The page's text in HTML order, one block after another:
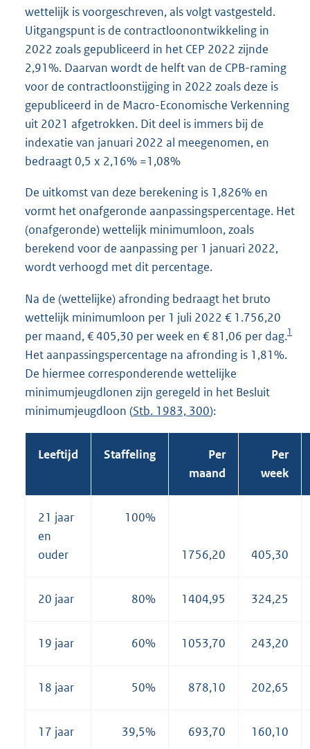
wettelijk is voorgeschreven, als volgt vastgesteld.
Uitgangspunt is de contractloonontwikkeling in
2022 zoals gepubliceerd in het CEP 2022 zijnde
2,91%. Daarvan wordt de helft van de CPB-raming
voor de contractloonstijging in 2022 zoals deze is
gepubliceerd in de Macro-Economische Verkenning
uit 2021 afgetrokken. Dit deel is immers bij de
indexatie van januari 2022 al meegenomen, en
bedraagt 0,5 x 2,16% =1,08%
De uitkomst van deze berekening is 1,826% en
vormt het onafgeronde aanpassingspercentage. Het
(onafgeronde) wettelijk minimumloon, zoals
berekend voor de aanpassing per 1 januari 2022,
wordt verhoogd met dit percentage.
Na de (wettelijke) afronding bedraagt het bruto
wettelijk minimumloon per 1 juli 2022 € 1.756,20
per maand, € 405,30 per week en € 81,06 per dag.1
Het aanpassingspercentage na afronding is 1,81%.
De hiermee corresponderende wettelijke
minimumjeugdlonen zijn geregeld in het Besluit
minimumjeugdloon (Stb. 1983, 300):
Leeftijd Staffeling
Per
maand
Per
week
21 jaar
en
ouder
100%
1756,20 405,30
20 jaar 80% 1404,95 324,25
19 jaar 60% 1053,70 243,20
18 jaar 50% 878,10 202,65
17 jaar 39,5% 693,70 160,10